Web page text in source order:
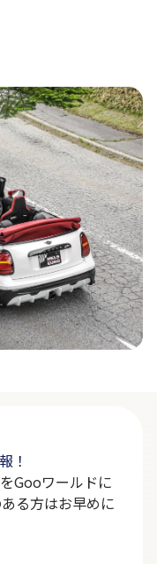
！
Gooワールドに
る方はお早めに